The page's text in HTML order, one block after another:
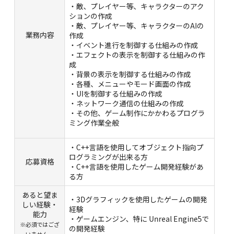
業務内容
・敵、プレイヤー等、キャラクターのアク
ションの作成
・敵、プレイヤー等、キャラクターのAIの
作成
・イベント進行を制御する仕組みの作成
・エフェクトの表示を制御する仕組みの作
成
・背景の表示を制御する仕組みの作成
・各種、メニューやモード画面の作成
・UIを制御する仕組みの作成
・ネットワーク通信の仕組みの作成
・その他、ゲーム制作にかかわるプログラ
ミング作業全般
応募資格
・C++言語を使用してオブジェクト指向プ
ログラミングが出来る方
・C++言語を使用したゲーム開発経験があ
る方
あると望ま
しい経験・
能力
※必須ではござ
・3Dグラフィックを使用したゲームの開発
経験
・ゲームエンジン、特に Unreal Engine5で
の開発経験